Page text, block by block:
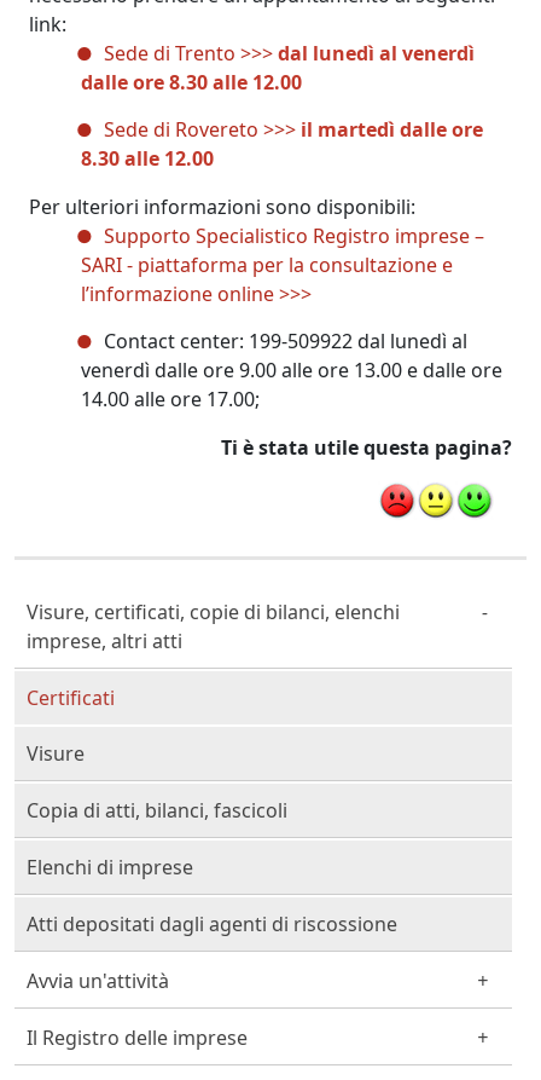
link:
Sede di Trento >>> dal lunedì al venerdì
dalle ore 8.30 alle 12.00
Sede di Rovereto >>> il martedì dalle ore
8.30 alle 12.00
Per ulteriori informazioni sono disponibili:
Supporto Specialistico Registro imprese –
SARI - piattaforma per la consultazione e
l’informazione online >>>
Contact center: 199-509922 dal lunedì al
venerdì dalle ore 9.00 alle ore 13.00 e dalle ore
14.00 alle ore 17.00;
Ti è stata utile questa pagina?
Cittadino Professionista Imprenditore
Visure, certificati, copie di bilanci, elenchi
imprese, altri atti
Certificati
Visure
Copia di atti, bilanci, fascicoli
Elenchi di imprese
Atti depositati dagli agenti di riscossione
Avvia un'attività
Il Registro delle imprese